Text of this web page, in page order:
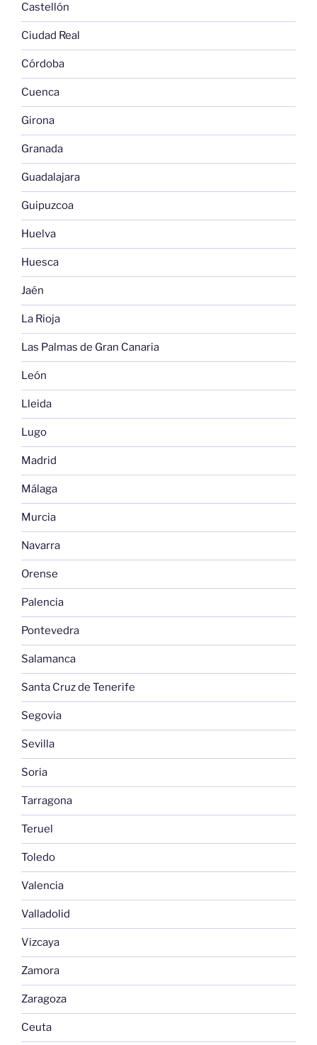
Castellón
Ciudad Real
Córdoba
Cuenca
Girona
Granada
Guadalajara
Guipuzcoa
Huelva
Huesca
Jaén
La Rioja
Las Palmas de Gran Canaria
León
Lleida
Lugo
Madrid
Málaga
Murcia
Navarra
Orense
Palencia
Pontevedra
Salamanca
Santa Cruz de Tenerife
Segovia
Sevilla
Soria
Tarragona
Teruel
Toledo
Valencia
Valladolid
Vizcaya
Zamora
Zaragoza
Ceuta